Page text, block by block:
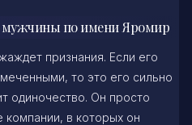
мужчины по имени Яромир
признания. Если его
то это его сильно
одиночество. Он просто
в которых он